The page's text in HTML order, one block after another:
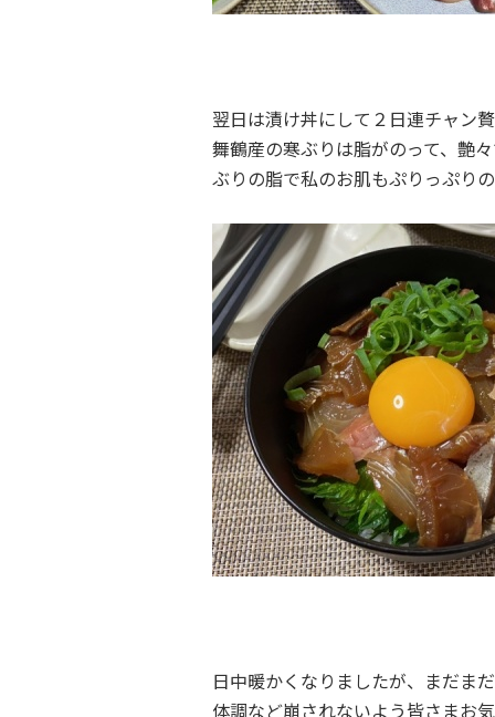
翌日は漬け丼にして２日連チャン
舞鶴産の寒ぶりは脂がのって、艶
ぶりの脂で私のお肌もぷりっぷり
日中暖かくなりましたが、まだま
体調など崩されないよう皆さまお